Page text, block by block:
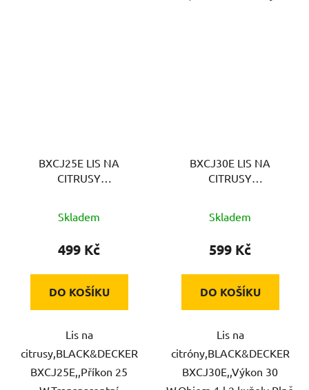
BXCJ25E LIS NA
CITRUSY
Skladem
499 Kč
DO KOŠÍKU
Lis na
citrusy,BLACK&DECKER
BXCJ25E,,Příkon 25
BXCJ30E LIS NA
CITRUSY
Skladem
599 Kč
DO KOŠÍKU
Lis na
citróny,BLACK&DECKER
BXCJ30E,,Výkon 30